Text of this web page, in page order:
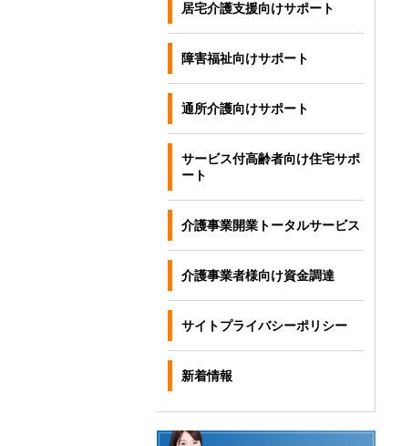
居宅介護支援向けサポート
障害福祉向けサポート
通所介護向けサポート
サービス付高齢者向け住宅サポ
ート
介護事業開業トータルサービス
介護事業者様向け資金調達
サイトプライバシーポリシー
新着情報